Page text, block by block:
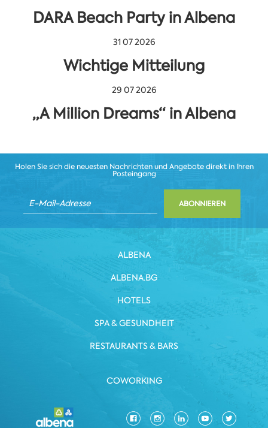
DARA Beach Party in Albena
31 07 2026
Wichtige Mitteilung
29 07 2026
„A Million Dreams“ in Albena
Holen Sie sich die neuesten Nachrichten und Angebote direkt in Ihren
Posteingang
ABONNIEREN
ALBENA
ALBENA.BG
HOTELS
SPA & GESUNDHEIT
RESTAURANTS & BARS
COWORKING